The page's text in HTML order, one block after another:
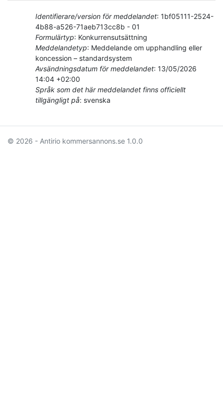
Identifierare/version för meddelandet: 1bf05111-2524-
4b88-a526-71aeb713cc8b - 01
Formulärtyp: Konkurrensutsättning
Meddelandetyp: Meddelande om upphandling eller
koncession – standardsystem
Avsändningsdatum för meddelandet: 13/05/2026
14:04 +02:00
Språk som det här meddelandet finns officiellt
tillgängligt på: svenska
© 2026 - Antirio kommersannons.se 1.0.0